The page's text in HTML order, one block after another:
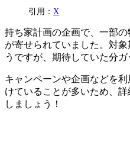
引用： X
持ち家計画の企画で、一部
が寄せられていました。対
うですが、期待していた分
キャンペーンや企画などを
けていることが多いため、
しましょう！